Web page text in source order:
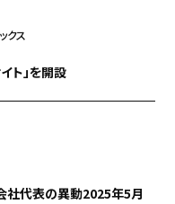
クス
ト」を開設
社代表の異動2025年5月